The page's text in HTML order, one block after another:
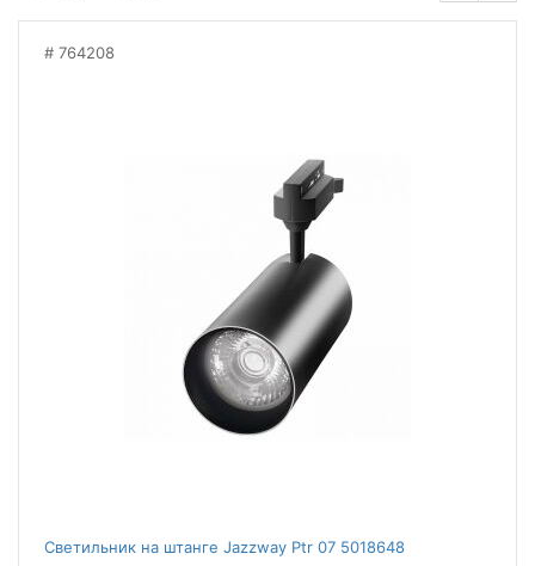
764208
Светильник на штанге Jazzway Ptr 07 5018648